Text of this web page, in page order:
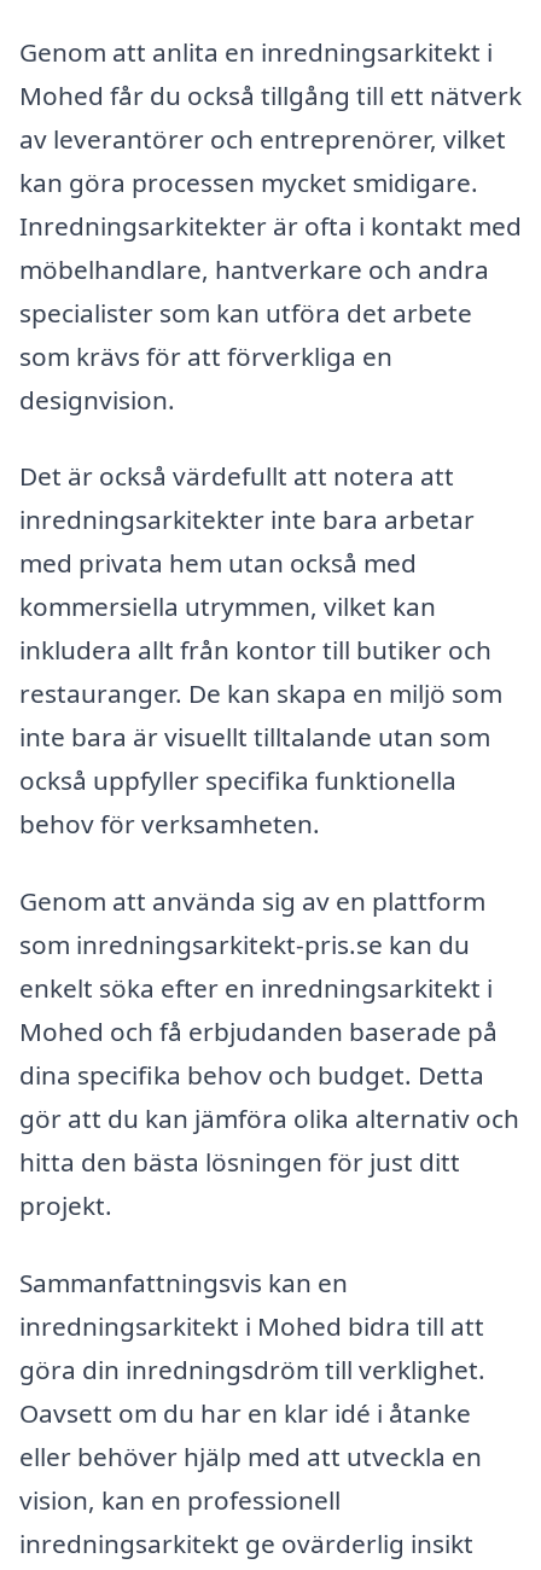
Genom att anlita en inredningsarkitekt i
Mohed får du också tillgång till ett nätverk
av leverantörer och entreprenörer, vilket
kan göra processen mycket smidigare.
Inredningsarkitekter är ofta i kontakt med
möbelhandlare, hantverkare och andra
specialister som kan utföra det arbete
som krävs för att förverkliga en
designvision.
Det är också värdefullt att notera att
inredningsarkitekter inte bara arbetar
med privata hem utan också med
kommersiella utrymmen, vilket kan
inkludera allt från kontor till butiker och
restauranger. De kan skapa en miljö som
inte bara är visuellt tilltalande utan som
också uppfyller specifika funktionella
behov för verksamheten.
Genom att använda sig av en plattform
som inredningsarkitekt-pris.se kan du
enkelt söka efter en inredningsarkitekt i
Mohed och få erbjudanden baserade på
dina specifika behov och budget. Detta
gör att du kan jämföra olika alternativ och
hitta den bästa lösningen för just ditt
projekt.
Sammanfattningsvis kan en
inredningsarkitekt i Mohed bidra till att
göra din inredningsdröm till verklighet.
Oavsett om du har en klar idé i åtanke
eller behöver hjälp med att utveckla en
vision, kan en professionell
inredningsarkitekt ge ovärderlig insikt